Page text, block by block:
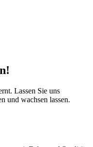
Lassen Sie uns
und wachsen lassen.